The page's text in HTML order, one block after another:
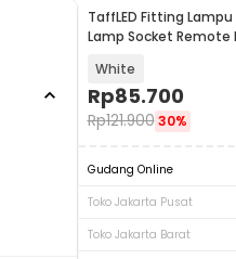
Toko Jakarta Barat
Senin -
Toko Tangerang
Senin - Jumat
Senin - Jumat
TaffLED Fitting
Lamp Socket Remote
White
Rp85.700
Rp121.900 30%
Gudang Online
Toko Jakarta Pusat
Toko Jakarta Barat